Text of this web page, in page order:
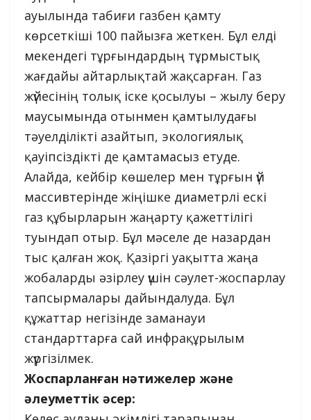
ауылында табиғи газбен қамту
көрсеткіші 100 пайызға жеткен. Бұл елді
мекендегі тұрғындардың тұрмыстық
жағдайы айтарлықтай жақсарған. Газ
жүйесінің толық іске қосылуы – жылу беру
маусымында отынмен қамтылудағы
тәуелділікті азайтып, экологиялық
қауіпсіздікті де қамтамасыз етуде.
Алайда, кейбір көшелер мен тұрғын үй
массивтерінде жіңішке диаметрлі ескі
газ құбырларын жаңарту қажеттілігі
туындап отыр. Бұл мәселе де назардан
тыс қалған жоқ. Қазіргі уақытта жаңа
жобаларды әзірлеу үшін сәулет-жоспарлау
тапсырмалары дайындалуда. Бұл
құжаттар негізінде заманауи
стандарттарға сай инфрақұрылым
жүргізілмек.
Жоспарланған нәтижелер және
әлеуметтік әсер: